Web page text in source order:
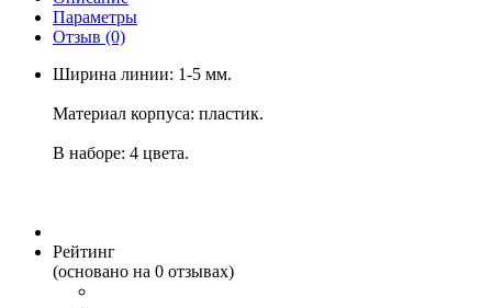
Параметры
Отзыв (0)
Ширина линии: 1-5 мм.
Материал корпуса: пластик.
В наборе: 4 цвета.
Рейтинг
(основано на 0 отзывах)